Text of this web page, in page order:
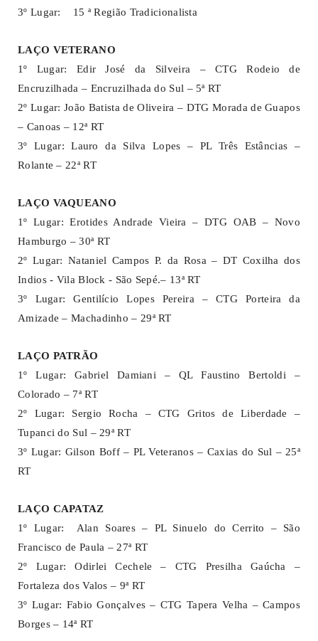
3º Lugar: 15 ª Região Tradicionalista
LAÇO VETERANO
1º Lugar: Edir José da Silveira – CTG Rodeio de
Encruzilhada – Encruzilhada do Sul – 5ª RT
2º Lugar: João Batista de Oliveira – DTG Morada de Guapos
– Canoas – 12ª RT
3º Lugar: Lauro da Silva Lopes – PL Três Estâncias –
Rolante – 22ª RT
LAÇO VAQUEANO
1º Lugar: Erotides Andrade Vieira – DTG OAB – Novo
Hamburgo – 30ª RT
2º Lugar: Nataniel Campos P. da Rosa – DT Coxilha dos
Indios - Vila Block - São Sepé.– 13ª RT
3º Lugar: Gentilício Lopes Pereira – CTG Porteira da
Amizade – Machadinho – 29ª RT
LAÇO PATRÃO
1º Lugar: Gabriel Damiani – QL Faustino Bertoldi –
Colorado – 7ª RT
2º Lugar: Sergio Rocha – CTG Gritos de Liberdade –
Tupanci do Sul – 29ª RT
3º Lugar: Gilson Boff – PL Veteranos – Caxias do Sul – 25ª
RT
LAÇO CAPATAZ
1º Lugar: Alan Soares – PL Sinuelo do Cerrito – São
Francisco de Paula – 27ª RT
2º Lugar: Odirlei Cechele – CTG Presilha Gaúcha –
Fortaleza dos Valos – 9ª RT
3º Lugar: Fabio Gonçalves – CTG Tapera Velha – Campos
Borges – 14ª RT